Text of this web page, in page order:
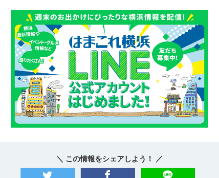
＼ この情報をシェアしよう！ ／